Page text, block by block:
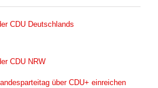
CDU Deutschlands
CDU NRW
über CDU+ einreichen